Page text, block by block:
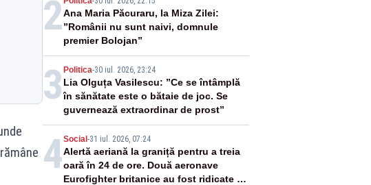
2Ana Maria Păcuraru, la Miza Zilei:
”Românii nu sunt naivi, domnule
premier Bolojan”
3 Politica-30 iul. 2026, 23:24
Lia Olguța Vasilescu: ”Ce se întâmplă
în sănătate este o bătaie de joc. Se
guvernează extraordinar de prost”
4Social-31 iul. 2026, 07:24
Alertă aeriană la graniță pentru a treia
oară în 24 de ore. Două aeronave
Eurofighter britanice au fost ridicate de